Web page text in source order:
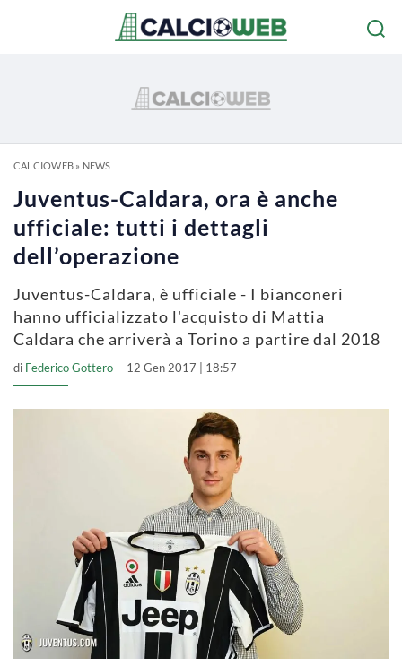
CALCIOWEB» NEWS
Juventus-Caldara, ora è anche
ufficiale: tutti i dettagli
dell’operazione
Juventus-Caldara, è ufficiale - I bianconeri
hanno ufficializzato l'acquisto di Mattia
Caldara che arriverà a Torino a partire dal 2018
di Federico Gottero 12 Gen 2017 | 18:57